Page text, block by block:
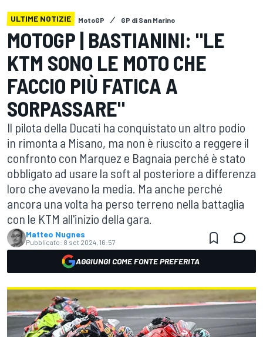
ULTIME NOTIZIE MotoGP GP di San Marino
MOTOGP | BASTIANINI: "LE
KTM SONO LE MOTO CHE
FACCIO PIÙ FATICA A
SORPASSARE"
Il pilota della Ducati ha conquistato un altro podio
in rimonta a Misano, ma non è riuscito a reggere il
confronto con Marquez e Bagnaia perché è stato
obbligato ad usare la soft al posteriore a differenza
loro che avevano la media. Ma anche perché
ancora una volta ha perso terreno nella battaglia
con le KTM all'inizio della gara.
Matteo Nugnes
Pubblicato: 8 set 2024, 16:57
AGGIUNGI COME FONTE PREFERITA